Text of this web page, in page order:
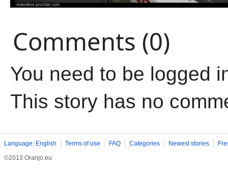
Comments (0)
You need to be logged
This story has no
Language: English Terms of use FAQ Categories Newest stories
©2013 Oranjo.eu